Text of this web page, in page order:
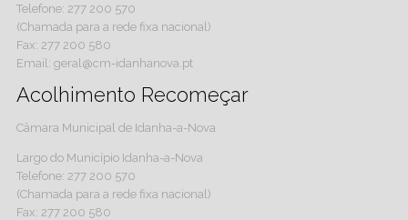
Telefone: 277 200 570
(Chamada para a rede fixa nacional)
Fax: 277 200 580
Email: geral@cm-idanhanova.pt
Acolhimento Recomeçar
Câmara Municipal de Idanha-a-Nova
Largo do Município Idanha-a-Nova
Telefone: 277 200 570
(Chamada para a rede fixa nacional)
Fax: 277 200 580